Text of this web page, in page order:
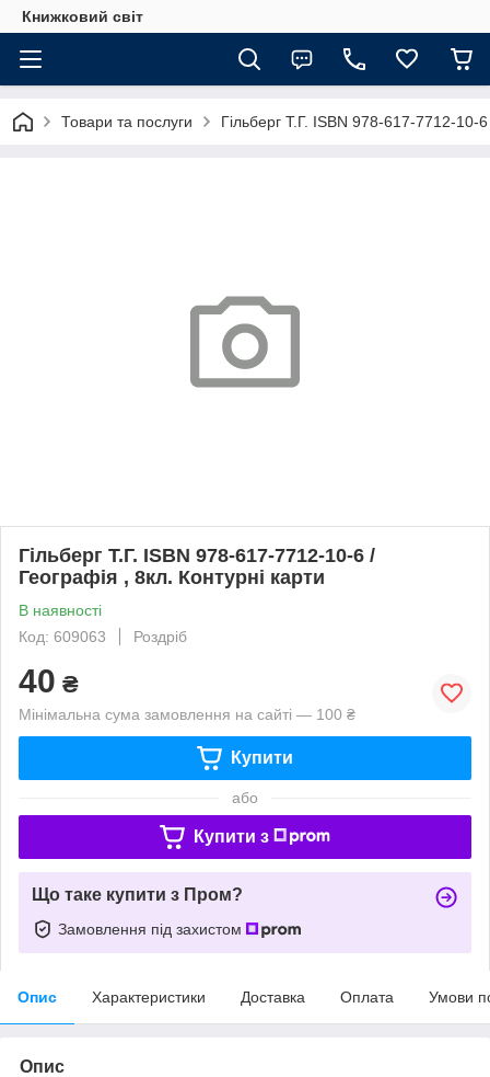
Книжковий світ
Товари та послуги Гільберг Т.Г. ISBN 978-617-7712-10-
Гільберг Т.Г. ISBN 978-617-7712-10-6 /
Географія , 8кл. Контурні карти
В наявності
Код: 609063
Роздріб
40 ₴
Мінімальна сума замовлення на сайті — 100 ₴
Купити
або
Купити з
Що таке купити з Пром?
Замовлення під захистом
Опис Характеристики Доставка Оплата Умови
Опис